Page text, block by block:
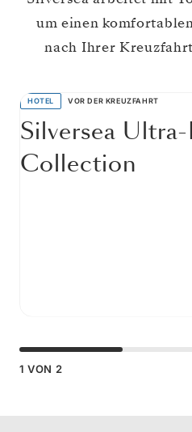
um einen
nach Ihrer
HOTEL VOR DER KREUZFAHRT
Silversea
Collection
1 VON 2